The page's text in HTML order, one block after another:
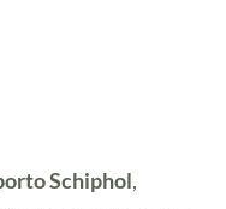
Schiphol,